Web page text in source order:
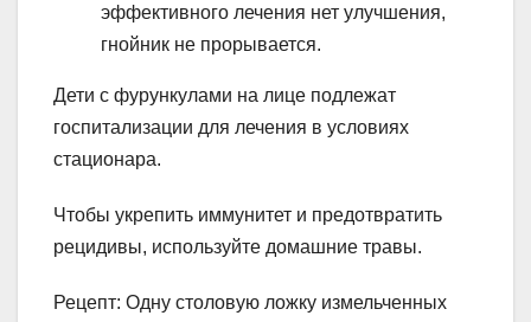
эффективного лечения нет улучшения,
гнойник не прорывается.
Дети с фурункулами на лице подлежат
госпитализации для лечения в условиях
стационара.
Чтобы укрепить иммунитет и предотвратить
рецидивы, используйте домашние травы.
Рецепт: Одну столовую ложку измельченных